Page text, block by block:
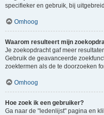
specifieker en gebruik, bij
Omhoog
Waarom resulteert mijn
Je zoekopdracht gaf meer
Gebruik de geavanceerde
zoektermen als de te doorzoeken
Omhoog
Hoe zoek ik een gebruiker?
Ga naar de "ledenlijst" pagina en